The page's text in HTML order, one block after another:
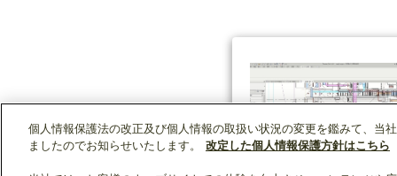
個人情報保護法の改正及び個人情報の取扱い状況の変更を鑑みて、当
ましたのでお知らせいたします。
改定した個人情報保護方針はこちら